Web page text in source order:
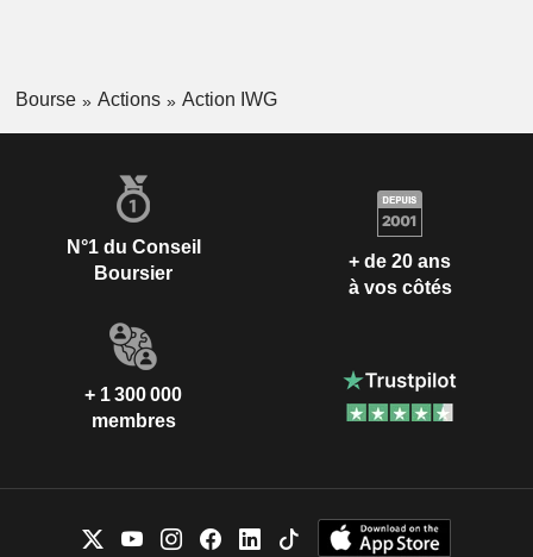
Bourse Actions Action IWG
N°1 du Conseil
Boursier
+ de 20 ans
à vos côtés
+ 1 300 000
membres